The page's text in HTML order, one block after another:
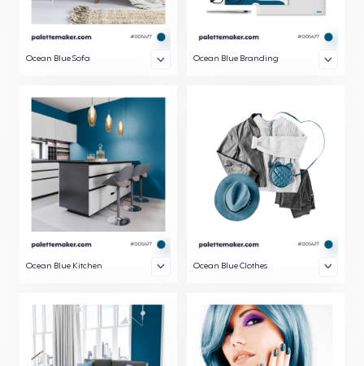
Ocean Blue Sofa Ocean Blue Branding
Ocean Blue Kitchen Ocean Blue Clothes